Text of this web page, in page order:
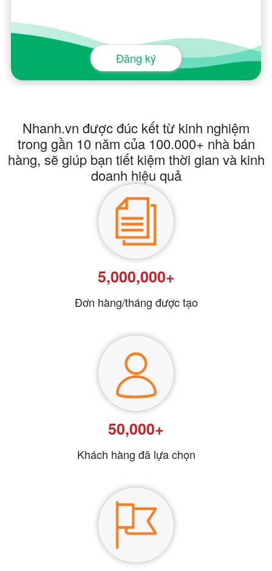
Đăng ký
Nhanh.vn được đúc kết từ kinh nghiệm
trong gần 10 năm của 100.000+ nhà bán
hàng, sẽ giúp bạn tiết kiệm thời gian và kinh
doanh hiệu quả
5,000,000+
Đơn hàng/tháng được tạo
50,000+
Khách hàng đã lựa chọn